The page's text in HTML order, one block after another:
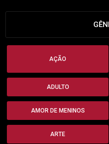
AÇÃO
ADULTO
AMOR DE MENINOS
ARTE